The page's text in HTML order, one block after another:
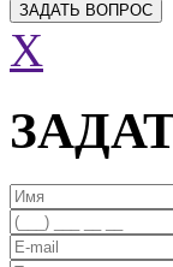
ЗАДАТЬ ВОПРОС
X